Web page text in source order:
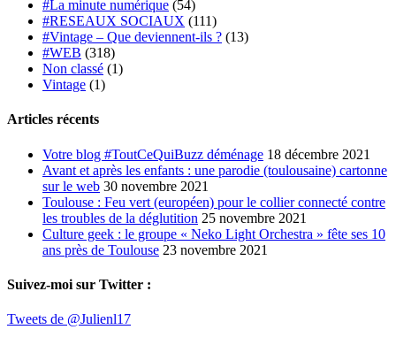
#La minute numérique (54)
#RESEAUX SOCIAUX (111)
#Vintage – Que deviennent-ils ? (13)
#WEB (318)
Non classé (1)
Vintage (1)
Articles récents
Votre blog #ToutCeQuiBuzz déménage 18 décembre 2021
Avant et après les enfants : une parodie (toulousaine) cartonne
sur le web 30 novembre 2021
Toulouse : Feu vert (européen) pour le collier connecté contre
les troubles de la déglutition 25 novembre 2021
Culture geek : le groupe « Neko Light Orchestra » fête ses 10
ans près de Toulouse 23 novembre 2021
Suivez-moi sur Twitter :
Tweets de @Julienl17